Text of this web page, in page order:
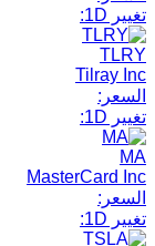
تغيير 1D:
TLRY
Tilray Inc
السعر:
تغيير 1D:
MA
MasterCard Inc
السعر:
تغيير 1D: